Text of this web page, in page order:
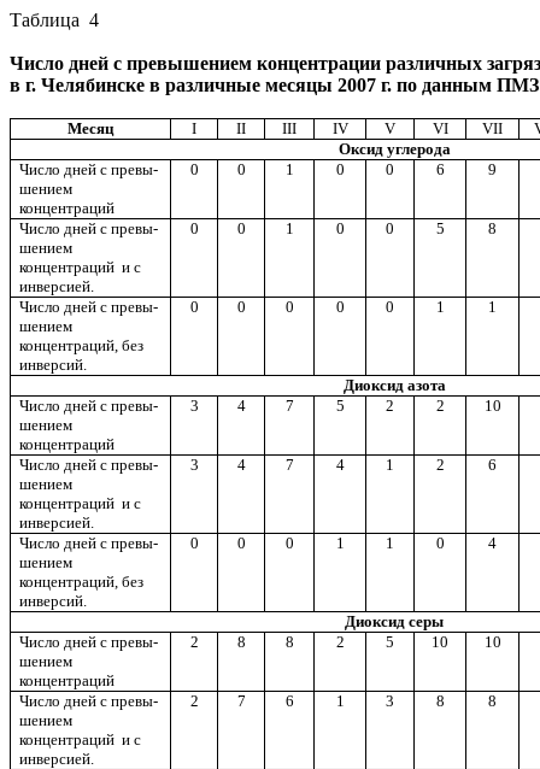
Таблица 4
Число дней с превышением концентрации различных
в г. Челябинске в различные месяцы 2007 г. по данным
Месяц I II III IV V VI VII
Оксид углерода
Число дней спревы-
шением
концентраций
0 0 1 0 0 6 9
Число дней спревы-
шением
концентраций и с
инверсией.
0 0 1 0 0 5 8
Число дней спревы-
шением
концентраций, без
инверсий.
0 0 0 0 0 1 1
Диоксид азота
Число дней спревы-
шением
концентраций
3 4 7 5 2 2 10
Число дней спревы-
шением
концентраций и с
инверсией.
3 4 7 4 1 2 6
Число дней спревы-
шением
концентраций, без
инверсий.
0 0 0 1 1 0 4
Диоксид серы
Число дней спревы-
шением
концентраций
2 8 8 2 5 10 10
Число дней спревы-
шением
концентраций и с
инверсией.
2 7 6 1 3 8 8